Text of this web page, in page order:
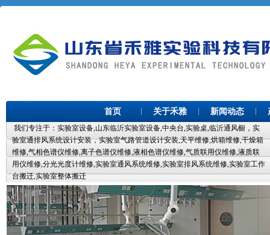
首页 关于禾雅 新闻动态
我们专注于：实验室设备,山东临沂实验室设备,中央台,实验桌,临沂通风橱，实
验室通排风系统设计安装，实验室气路管道设计安装,天平维修,烘箱维修,干燥箱
维修,气相色谱仪维修,离子色谱仪维修,液相色谱仪维修,气质联用仪维修,液质联
用仪维修,分光光度计维修,实验室通风系统维修,实验室排风系统维修,实验室工作
台搬迁,实验室整体搬迁